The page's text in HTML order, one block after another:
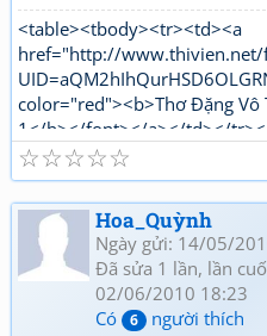
<table><tbody><tr><td><a
href="http://www.thivien.net/
color="red"><b>Thơ Đặng
1</b></font></a></td></
<table><tbody><tr><td><a
href="http://www.thivien.net/
Đặng Vô Thường Thơ mới -
</tbody></table>
☆
☆
☆
☆
☆
Hoa_Quỳnh
Ngày gửi: 14/05/
Đã sửa 1 lần, lần
02/06/2010 18:23
Có
6 người thích